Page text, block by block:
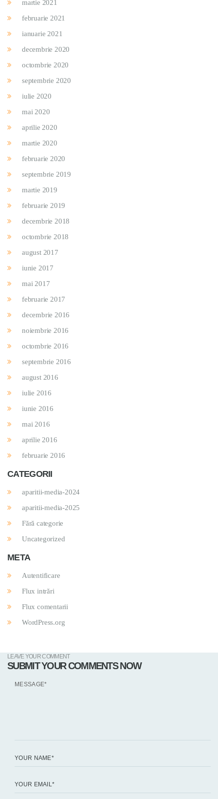
martie 2021
februarie 2021
ianuarie 2021
decembrie 2020
octombrie 2020
septembrie 2020
iulie 2020
mai 2020
aprilie 2020
martie 2020
februarie 2020
septembrie 2019
martie 2019
februarie 2019
decembrie 2018
octombrie 2018
august 2017
iunie 2017
mai 2017
februarie 2017
decembrie 2016
noiembrie 2016
octombrie 2016
septembrie 2016
august 2016
iulie 2016
iunie 2016
mai 2016
aprilie 2016
februarie 2016
CATEGORII
aparitii-media-2024
aparitii-media-2025
Fără categorie
Uncategorized
META
Autentificare
Flux intrări
Flux comentarii
WordPress.org
LEAVE YOUR COMMENT
SUBMIT YOUR COMMENTS NOW